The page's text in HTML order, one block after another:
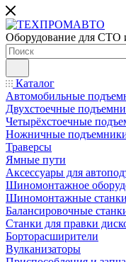
Оборудование для СТО
Каталог
Автомобильные
Двухстоечные
Четырёхстоечные
Ножничные
Траверсы
Ямные пути
Аксессуары для
Шиномонтажное
Шиномонтажные станки
Балансировочные
Станки для правки
Борторасширители
Вулканизаторы